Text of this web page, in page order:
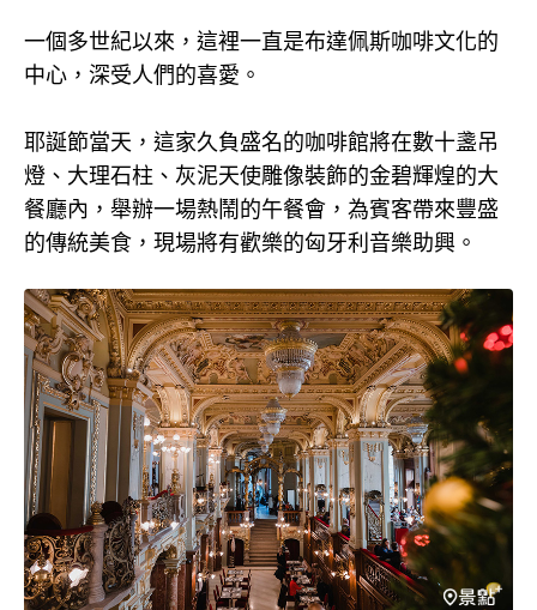
一個多世紀以來，這裡一直是布達佩斯咖啡文化的
中心，深受人們的喜愛。
耶誕節當天，這家久負盛名的咖啡館將在數十盞吊
燈、大理石柱、灰泥天使雕像裝飾的金碧輝煌的大
餐廳內，舉辦一場熱鬧的午餐會，為賓客帶來豐盛
的傳統美食，現場將有歡樂的匈牙利音樂助興。